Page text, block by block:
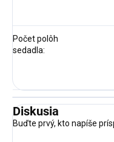
Počet polôh
sedadla:
Diskusia
Buďte prvý, kto napíše